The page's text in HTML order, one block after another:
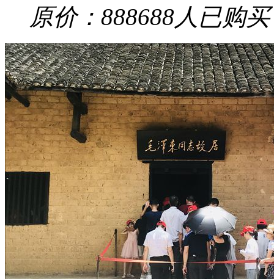
原价：888688 人已购买